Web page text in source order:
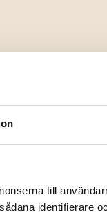
till
identifierare